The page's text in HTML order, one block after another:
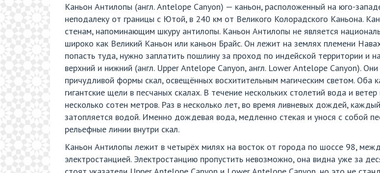
Каньон Антилопы (англ. Antelope Canyon) — каньон, расположенный на юго-
неподалеку от границы с Ютой, в 240 км от Великого Колорадского Каньона.
стенам, напоминающим шкуру антилопы. Каньон Антилопы не является
широко как Великий Каньон или каньон Брайс. Он лежит на землях племени
попасть туда, нужно заплатить пошлину за проход по индейской территории и
верхний и нижний (англ. Upper Antelope Canyon, англ. Lower Antelope Canyon).
причудливой формы скал, освещённых восхитительным магическим светом. Оба
гигантские щели в песчаных скалах. В течение нескольких столетий вода и
несколько сотен метров. Раз в несколько лет, во время ливневых дождей,
затопляется водой. Именно дождевая вода, медленно стекая и унося с собой
рельефные линии внутри скал.
Каньон Антилопы лежит в четырёх милях на восток от города по шоссе 98,
электростанцией. Электростанцию пропустить невозможно, она видна уже за